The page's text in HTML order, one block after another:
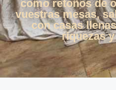
como retoños de
vuestras mesas,
con casas
riquezas